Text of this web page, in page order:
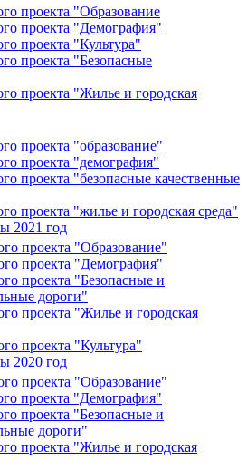
проекта "Образование
проекта "Демография"
проекта "Культура"
проекта "Безопасные
проекта "Жилье и городская
проекта "образование"
проекта "демография"
проекта "безопасные качественные
проекта "жилье и городская среда"
2021 год
проекта "Образование"
проекта "Демография"
проекта "Безопасные и
дороги"
проекта "Жилье и городская
проекта "Культура"
2020 год
проекта "Образование"
проекта "Демография"
проекта "Безопасные и
дороги"
проекта "Жилье и городская